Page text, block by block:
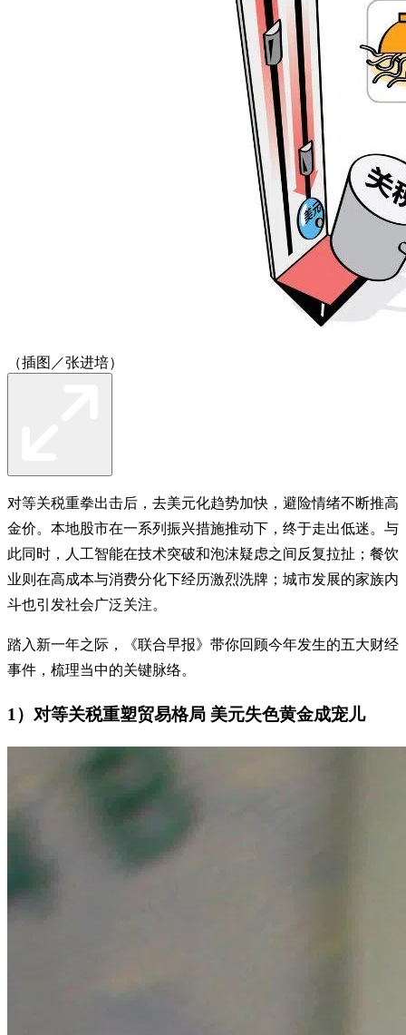
（插图／张进培）
对等关税重拳出击后，去美元化趋势加快，避险情绪不断推高
金价。本地股市在一系列振兴措施推动下，终于走出低迷。与
此同时，人工智能在技术突破和泡沫疑虑之间反复拉扯；餐饮
业则在高成本与消费分化下经历激烈洗牌；城市发展的家族内
斗也引发社会广泛关注。
踏入新一年之际，《联合早报》带你回顾今年发生的五大财经
事件，梳理当中的关键脉络。
1）对等关税重塑贸易格局 美元失色黄金成宠儿